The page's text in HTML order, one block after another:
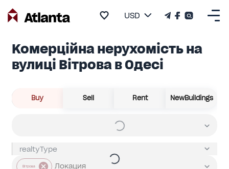
USD
Комерційна нерухомість на
вулиці Вітрова в Одесі
Buy Sell Rent NewBuildings
Вітрова